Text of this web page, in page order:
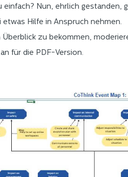
einfach? Nun, ehrlich
etwas Hilfe in Anspruch nehmen.
Überblick zu bekommen,
für die PDF-Version.